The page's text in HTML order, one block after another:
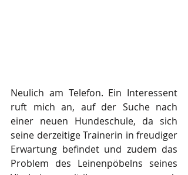
Neulich am Telefon. Ein Interessent
ruft mich an, auf der Suche nach
einer neuen Hundeschule, da sich
seine derzeitige Trainerin in freudiger
Erwartung befindet und zudem das
Problem des Leinenpöbelns seines